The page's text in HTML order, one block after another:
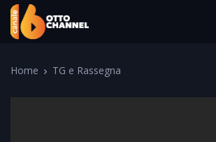
Home TG e Rassegna